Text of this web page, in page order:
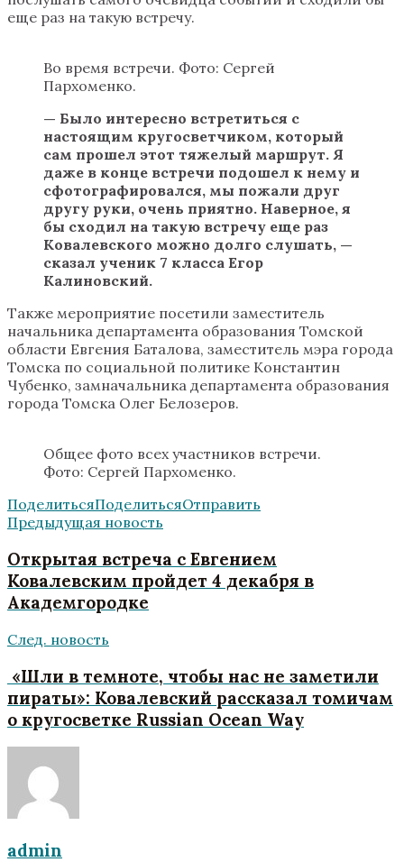
еще раз на такую встречу.
Во время встречи. Фото: Сергей
Пархоменко.
— Было интересно встретиться с
настоящим кругосветчиком, который
сам прошел этот тяжелый маршрут. Я
даже в конце встречи подошел к нему и
сфотографировался, мы пожали друг
другу руки, очень приятно. Наверное, я
бы сходил на такую встречу еще раз
Ковалевского можно долго слушать, —
сказал ученик 7 класса Егор
Калиновский.
Также мероприятие посетили заместитель
начальника департамента образования Томской
области Евгения Баталова, заместитель мэра города
Томска по социальной политике Константин
Чубенко, замначальника департамента образования
города Томска Олег Белозеров.
Общее фото всех участников встречи.
Фото: Сергей Пархоменко.
ПоделитьсяПоделитьсяОтправить
Предыдущая новость
Открытая встреча с Евгением
Ковалевским пройдет 4 декабря в
Академгородке
След. новость
«Шли в темноте, чтобы нас не заметили
пираты»‎: Ковалевский рассказал томичам
о кругосветке Russian Ocean Way
admin